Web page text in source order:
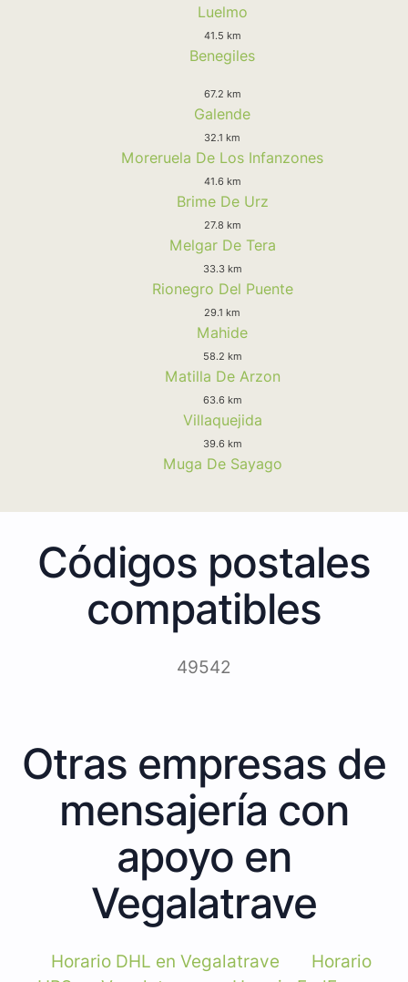
Luelmo
41.5 km
Benegiles
67.2 km
Galende
32.1 km
Moreruela De Los Infanzones
41.6 km
Brime De Urz
27.8 km
Melgar De Tera
33.3 km
Rionegro Del Puente
29.1 km
Mahide
58.2 km
Matilla De Arzon
63.6 km
Villaquejida
39.6 km
Muga De Sayago
Códigos postales
compatibles
49542
Otras empresas de
mensajería con
apoyo en
Vegalatrave
Horario DHL en Vegalatrave
Horario